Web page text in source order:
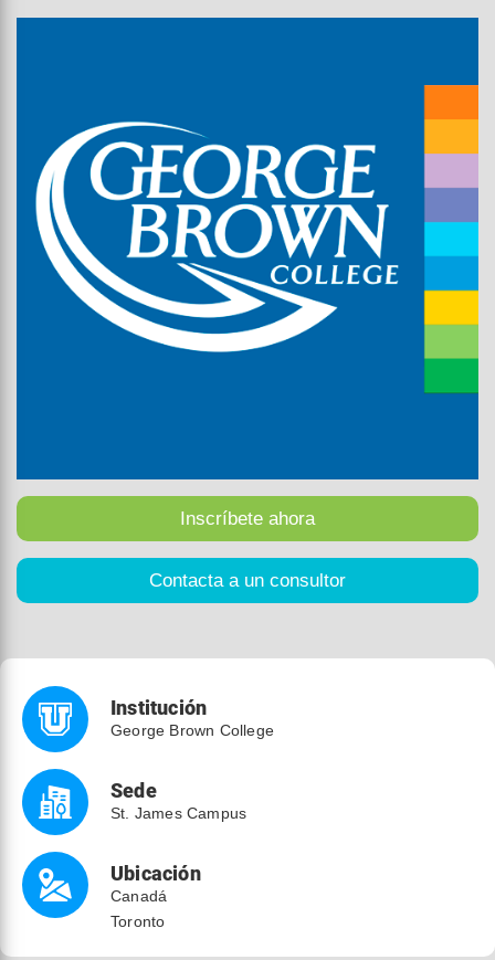
Institución
George Brown College
Sede
St. James Campus
Ubicación
Canadá
Toronto